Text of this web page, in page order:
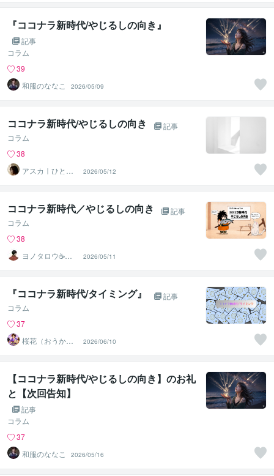
『ココナラ新時代/やじるしの向き』
記事
コラム
39
和服のななこ
2026/05/09
ココナラ新時代/やじるしの向き
記事
コラム
38
アスカ｜ひとり
時間を彩る聴く
プロ
2026/05/12
ココナラ新時代／やじるしの向き
記事
コラム
38
ヨノタロウ☕️安
らぎと癒しのひ
とときを。
2026/05/11
『ココナラ新時代/タイミング』
記事
コラム
37
桜花（おうか）
【カウンセラー×
タロット】
2026/06/10
【ココナラ新時代/やじるしの向き】のお礼
と【次回告知】
記事
コラム
37
和服のななこ
2026/05/16